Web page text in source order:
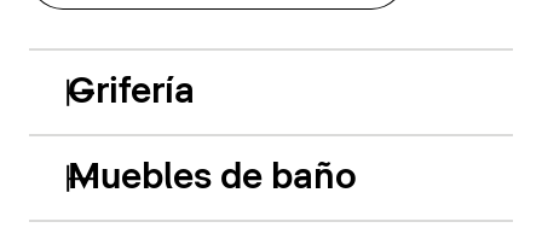
Grifería
Muebles de baño